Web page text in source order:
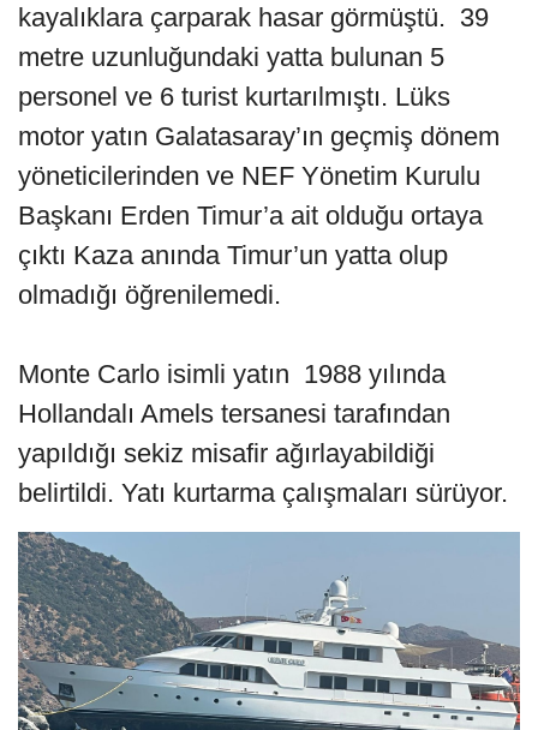
kayalıklara çarparak hasar görmüştü. 39
metre uzunluğundaki yatta bulunan 5
personel ve 6 turist kurtarılmıştı. Lüks
motor yatın Galatasaray’ın geçmiş dönem
yöneticilerinden ve NEF Yönetim Kurulu
Başkanı Erden Timur’a ait olduğu ortaya
çıktı Kaza anında Timur’un yatta olup
olmadığı öğrenilemedi.
Monte Carlo isimli yatın 1988 yılında
Hollandalı Amels tersanesi tarafından
yapıldığı sekiz misafir ağırlayabildiği
belirtildi. Yatı kurtarma çalışmaları sürüyor.